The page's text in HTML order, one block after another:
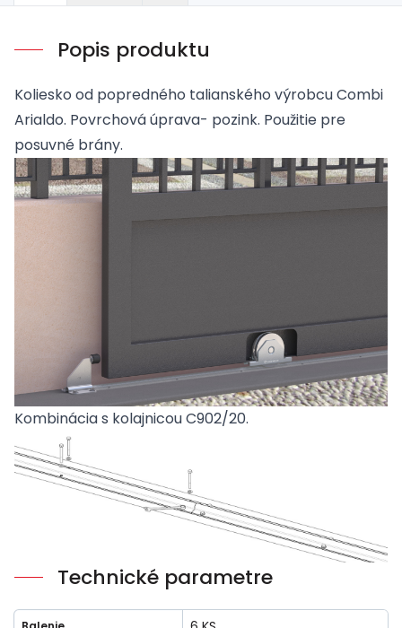
Popis produktu
Koliesko od popredného talianského výrobcu Combi
Arialdo. Povrchová úprava- pozink. Použitie pre
posuvné brány.
Kombinácia s kolajnicouC902/20.
Technické parametre